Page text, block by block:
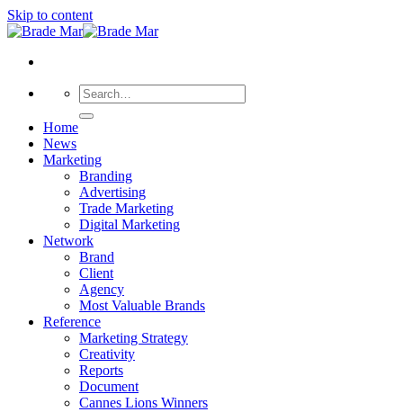
Skip to content
Home
News
Marketing
Branding
Advertising
Trade Marketing
Digital Marketing
Network
Brand
Client
Agency
Most Valuable Brands
Reference
Marketing Strategy
Creativity
Reports
Document
Cannes Lions Winners